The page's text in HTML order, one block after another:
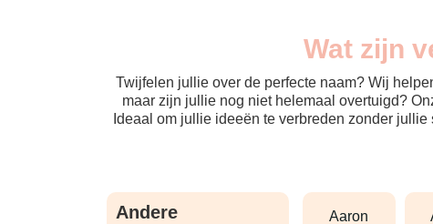
Wat zijn
Twijfelen jullie over de perfecte naam? Wij
maar zijn jullie nog niet helemaal overtuigd?
Ideaal om jullie ideeën te verbreden zonder
Andere
aaron